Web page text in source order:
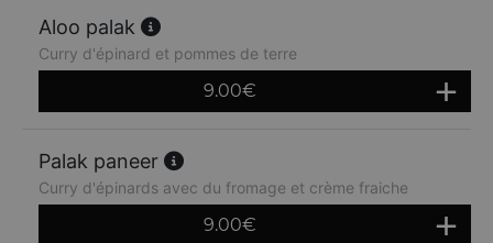
Aloo palak
Curry d'épinard et pommes de terre
9.00€
Palak paneer
Curry d'épinards avec du fromage et crème fraiche
9.00€